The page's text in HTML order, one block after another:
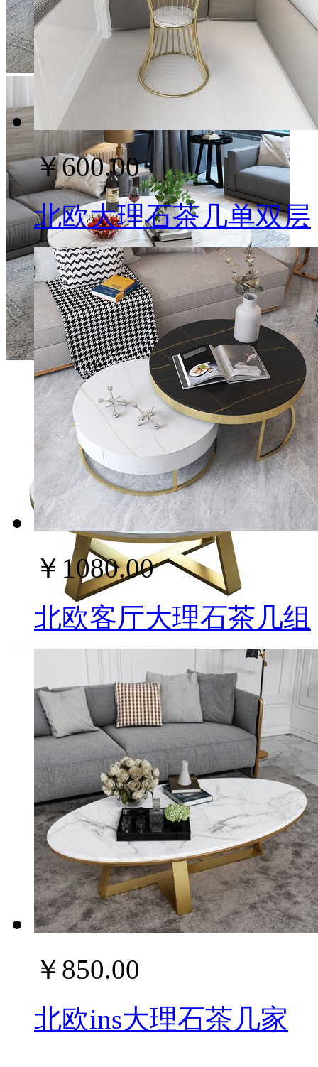
￥600.00
北欧大理石茶几单双层
￥1080.00
北欧客厅大理石茶几组
￥850.00
北欧ins大理石茶几家